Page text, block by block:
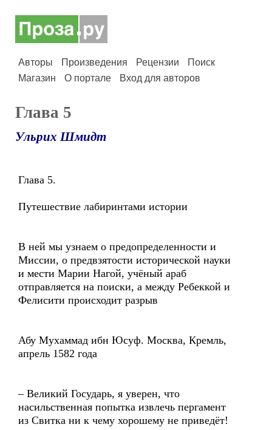
Авторы Произведения Рецензии
Поиск
Магазин
О портале Вход для авторов
Глава 5
Ульрих Шмидт
Глава 5.
Путешествие лабиринтами истории
В ней мы узнаем о предопределенности и
Миссии, о предвзятости исторической науки
и мести Марии Нагой, учёный араб
отправляется на поиски, а между Ребеккой и
Фелисити происходит разрыв
Абу Мухаммад ибн Юсуф. Москва, Кремль,
апрель 1582 года
– Великий Государь, я уверен, что
насильственная попытка извлечь пергамент
из Свитка ни к чему хорошему не приведёт!